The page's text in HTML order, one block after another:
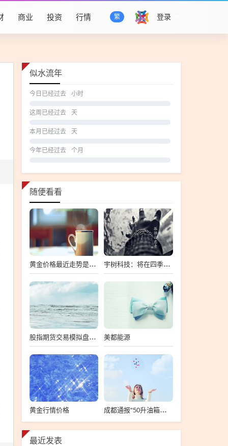
登录
繁
商业 投资 行情
似水流年
今日已经过去 小时
这周已经过去 天
本月已经过去 天
今年已经过去 个月
随便看看
黄金价格最近走势是涨还是跌 宇树科技：将在四季度递交上市申请，宇树科技四季度递交上市申请
股指期货交易模拟盘软件 美都能源
黄金行情价格 成都通报“50升油箱加67.96升汽油”成都油量异常事件标题，油箱超标引发关注
最近发表